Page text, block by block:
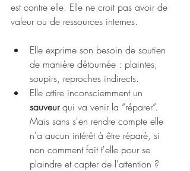
est contre elle. Elle ne croit pas avoir de
valeur ou de ressources internes.
Elle exprime son besoin de soutien
de manière détournée : plaintes,
soupirs, reproches indirects.
Elle attire inconsciemment un
sauveur qui va venir la “réparer”.
Mais sans s'en rendre compte elle
n'a aucun intérêt à être réparé, si
non comment fait t'elle pour se
plaindre et capter de l'attention ?